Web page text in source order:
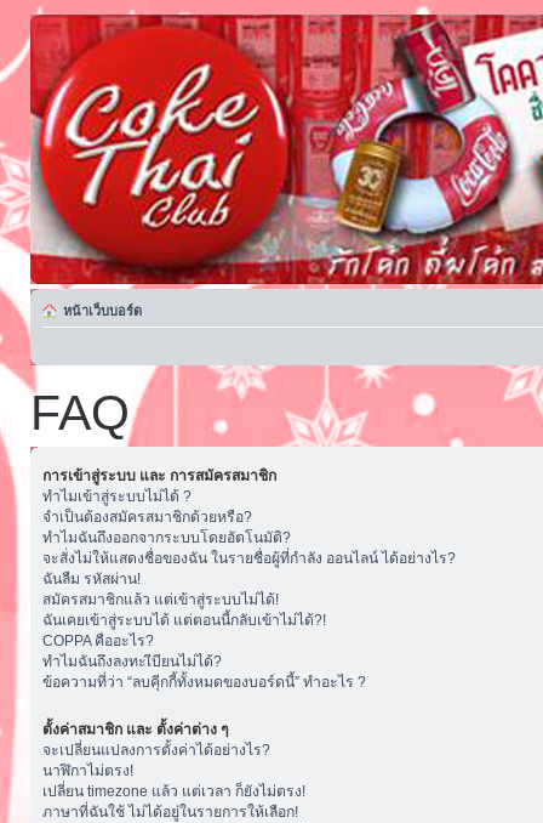
หน้าเว็บบอร์ด
FAQ
การเข้าสู่ระบบ และ การสมัครสมาชิก
ทำไมเข้าสู่ระบบไม่ได้ ?
จำเป็นต้องสมัครสมาชิกด้วยหรือ?
ทำไมฉันถึงออกจากระบบโดยอัตโนมัติ?
จะสั่งไม่ให้แสดงชื่อของฉัน ในรายชื่อผู้ที่กำลัง ออนไลน์ ได้อย่างไร?
ฉันลืม รหัสผ่าน!
สมัครสมาชิกแล้ว แต่เข้าสู่ระบบไม่ได้!
ฉันเคยเข้าสู่ระบบได้ แต่ตอนนี้กลับเข้าไม่ได้?!
COPPA คืออะไร?
ทำไมฉันถึงลงทะเีบียนไม่ได้?
ข้อความที่ว่า “ลบคุีกกี้ทั้งหมดของบอร์ดนี้” ทำอะไร ?
ตั้งค่าสมาชิก และ ตั้งค่าต่าง ๆ
จะเปลี่ยนแปลงการตั้งค่าได้อย่างไร?
นาฬิกาไม่ตรง!
เปลี่ยน timezone แล้ว แต่เวลา ก็ยังไม่ตรง!
ภาษาที่ฉันใช้ ไม่ได้อยู่ในรายการให้เลือก!